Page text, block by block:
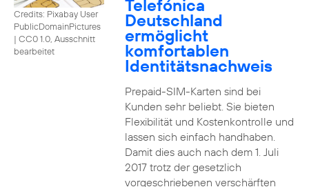
Credits: Pixabay User
PublicDomainPictures
| CC0 1.0, Ausschnitt
bearbeitet
Telefónica
Deutschland
ermöglicht
komfortablen
Identitätsnachweis
Prepaid-SIM-Karten sind bei
Kunden sehr beliebt. Sie bieten
Flexibilität und Kostenkontrolle und
lassen sich einfach handhaben.
Damit dies auch nach dem 1. Juli
2017 trotz der gesetzlich
vorgeschriebenen verschärften